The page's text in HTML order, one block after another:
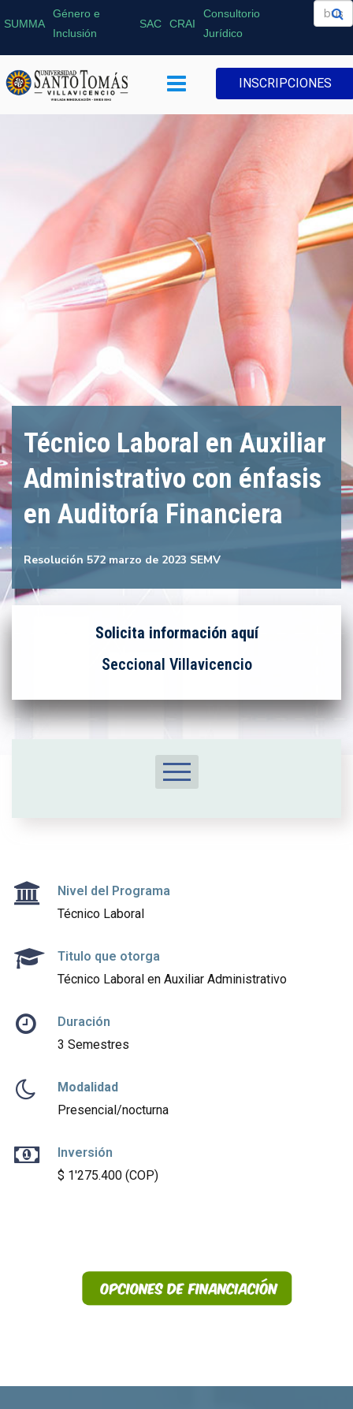
SUMMA
Género e
Inclusión
SAC CRAI
Consultorio
Jurídico
INSCRIPCIONES
Técnico Laboral en Auxiliar
Administrativo con énfasis
en Auditoría Financiera
Resolución 572 marzo de 2023 SEMV
Solicita información aquí
Seccional Villavicencio
Contacto
Nivel del Programa
Técnico Laboral
Titulo que otorga
Técnico Laboral en Auxiliar Administrativo
Duración
3 Semestres
Modalidad
Presencial/nocturna
Inversión
$ 1'275.400 (COP)